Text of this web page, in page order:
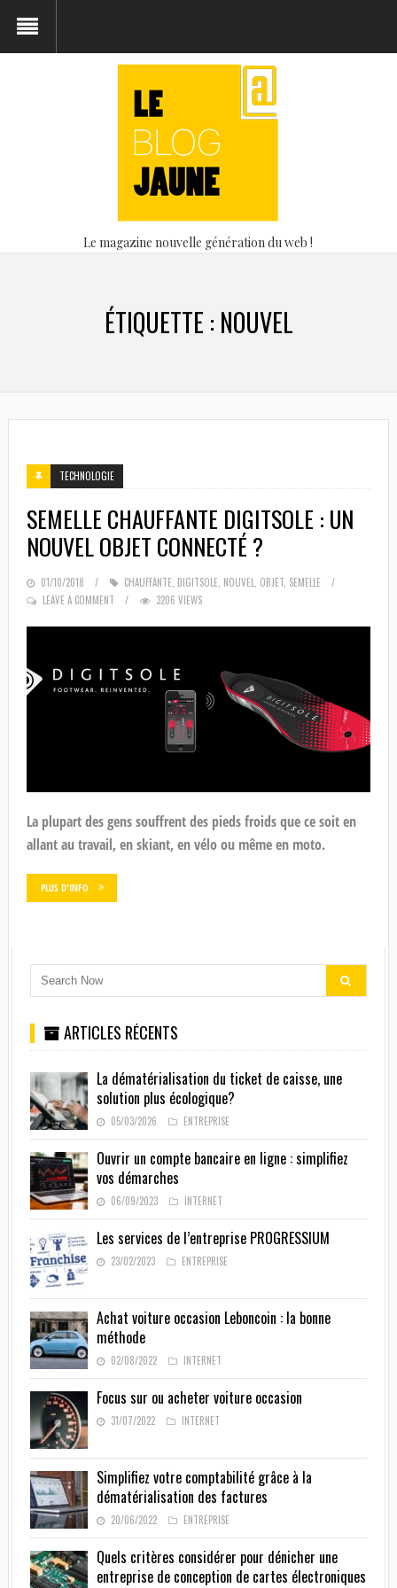
Le magazine nouvelle génération du web !
ÉTIQUETTE : NOUVEL
TECHNOLOGIE
SEMELLE CHAUFFANTE DIGITSOLE : UN
NOUVEL OBJET CONNECTÉ ?
POSTED
ON
01/10/2018 CHAUFFANTE DIGITSOLE NOUVEL OBJET, SEMELLE
LEAVE A COMMENT
3206 VIEWS
La plupart des gens souffrent des pieds froids que ce soit en
allant au travail, en skiant, en vélo ou même en moto.
PLUS D'INFO
ARTICLES RÉCENTS
La dématérialisation du ticket de caisse, une
solution plus écologique?
05/03/2026 ENTREPRISE
Ouvrir un compte bancaire en ligne : simplifiez
vos démarches
06/09/2023 INTERNET
Les services de l’entreprise PROGRESSIUM
23/02/2023 ENTREPRISE
Achat voiture occasion Leboncoin : la bonne
méthode
02/08/2022 INTERNET
Focus sur ou acheter voiture occasion
31/07/2022 INTERNET
Simplifiez votre comptabilité grâce à la
dématérialisation des factures
20/06/2022 ENTREPRISE
Quels critères considérer pour dénicher une
entreprise de conception de cartes électroniques